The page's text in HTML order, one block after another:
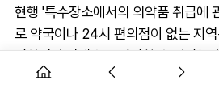
현행 '특수장소에서의 의약품 취급에
로 약국이나 24시 편의점이 없는 지
전상비약 판매소를 지정할 수 있다는